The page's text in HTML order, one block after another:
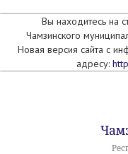
Вы находитесь на
Чамзинского
Новая версия сайта с
адресу: